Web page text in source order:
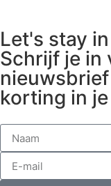
Let's stay
Schrijf je in
korting in